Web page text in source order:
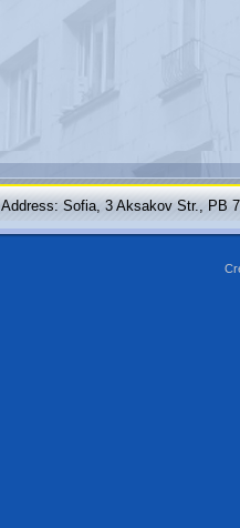
Address: Sofia, 3 Aksakov Str., PB